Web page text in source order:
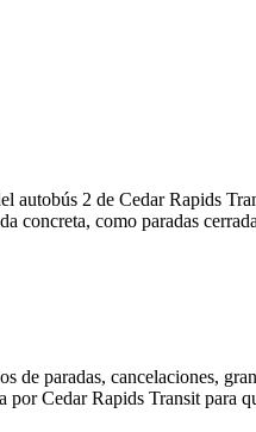
autobús 2 de Cedar Rapids
concreta, como paradas
paradas, cancelaciones,
Cedar Rapids Transit para